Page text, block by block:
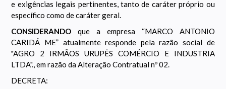
e exigências legais pertinentes, tanto de caráter próprio ou
específico como de caráter geral.
CONSIDERANDOque a empresa “MARCO ANTONIO
CARIDÁ ME” atualmente responde pela razão social de
"AGRO 2 IRMÃOS URUPÊS COMÉRCIO E INDUSTRIA
LTDA"., em razão da Alteração Contratual nº 02.
DECRETA: